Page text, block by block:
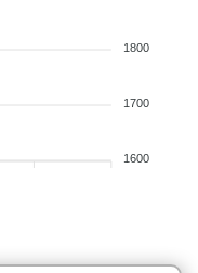
1800
1700
1600